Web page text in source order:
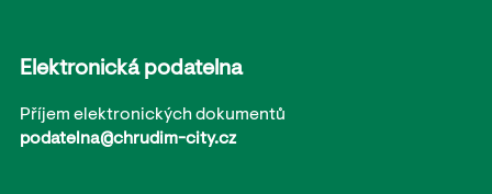
Elektronická podatelna
Příjem elektronických dokumentů
podatelna@chrudim-city.cz